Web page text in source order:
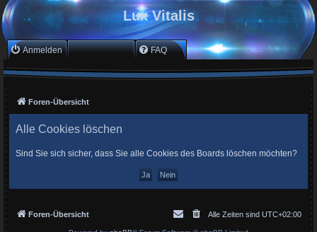
Lux Vitalis
Anmelden Registrieren FAQ
Foren-Übersicht
Alle Cookies löschen
Sind Sie sich sicher, dass Sie alle Cookies des Boards löschen möchten?
Foren-Übersicht Alle Zeiten sind UTC+02:00